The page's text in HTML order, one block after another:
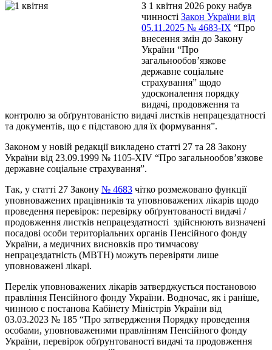
З 1 квітня 2026 року набув
чинності Закон України від
05.11.2025 № 4683-IX “Про
внесення змін до Закону
України “Про
загальнообов’язкове
державне соціальне
страхування” щодо
удосконалення порядку
видачі, продовження та
контролю за обґрунтованістю видачі листків непрацездатності
та документів, що є підставою для їх формування”.
Законом у новій редакції викладено статті 27 та 28 Закону
України від 23.09.1999 № 1105-XIV “Про загальнообов’язкове
державне соціальне страхування”.
Так, у статті 27 Закону № 4683 чітко розмежовано функції
уповноважених працівників та уповноважених лікарів щодо
проведення перевірок: перевірку обґрунтованості видачі /
продовження листків непрацездатності здійснюють визначені
посадові особи територіальних органів Пенсійного фонду
України, а медичних висновків про тимчасову
непрацездатність (МВТН) можуть перевіряти лише
уповноважені лікарі.
Перелік уповноважених лікарів затверджується постановою
правління Пенсійного фонду України. Водночас, як і раніше,
чинною є постанова Кабінету Міністрів України від
03.03.2023 № 185 “Про затвердження Порядку проведення
особами, уповноваженими правлінням Пенсійного фонду
України, перевірок обґрунтованості видачі та продовження